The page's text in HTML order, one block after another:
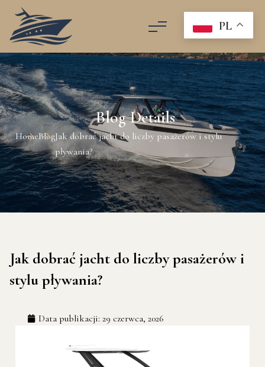
Blog Details
HomeBlogJak dobrać jacht do liczby pasażerów i stylu
pływania?
Jak dobrać jacht do liczby pasażerów i
stylu pływania?
Data publikacji: 29 czerwca, 2026
PL